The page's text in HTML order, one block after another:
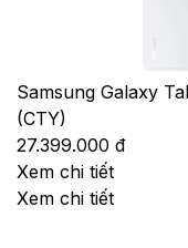
Samsung Galaxy
(CTY)
27.399.000 đ
Xem chi tiết
Xem chi tiết